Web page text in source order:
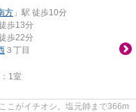
方 」駅 徒歩10分
歩13分
歩22分
３丁目
1室
こがイチオシ。塩元帥まで366m